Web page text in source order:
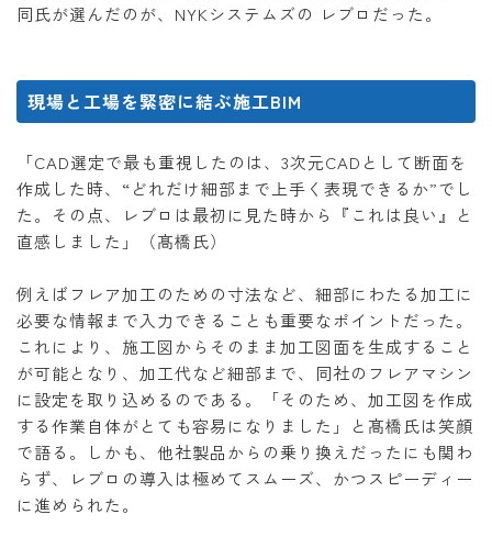
同氏が選んだのが、NYKシステムズの レブロだった。
現場と工場を緊密に結ぶ施工BIM
「CAD選定で最も重視したのは、3次元CADとして断面を
作成した時、“どれだけ細部まで上手く表現できるか”でし
た。その点、レブロは最初に見た時から『これは良い』と
直感しました」（髙橋氏）
例えばフレア加工のための寸法など、細部にわたる加工に
必要な情報まで入力できることも重要なポイントだった。
これにより、施工図からそのまま加工図面を生成すること
が可能となり、加工代など細部まで、同社のフレアマシン
に設定を取り込めるのである。「そのため、加工図を作成
する作業自体がとても容易になりました」と髙橋氏は笑顔
で語る。しかも、他社製品からの乗り換えだったにも関わ
らず、レブロの導入は極めてスムーズ、かつスピーディー
に進められた。